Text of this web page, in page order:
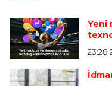
Yeni
23:28